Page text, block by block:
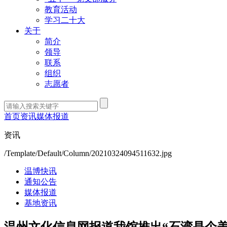
教育活动
学习二十大
关于
简介
领导
联系
组织
志愿者
首页资讯媒体报道
资讯
/Template/Default/Column/20210324094511632.jpg
温博快讯
通知公告
媒体报道
基地资讯